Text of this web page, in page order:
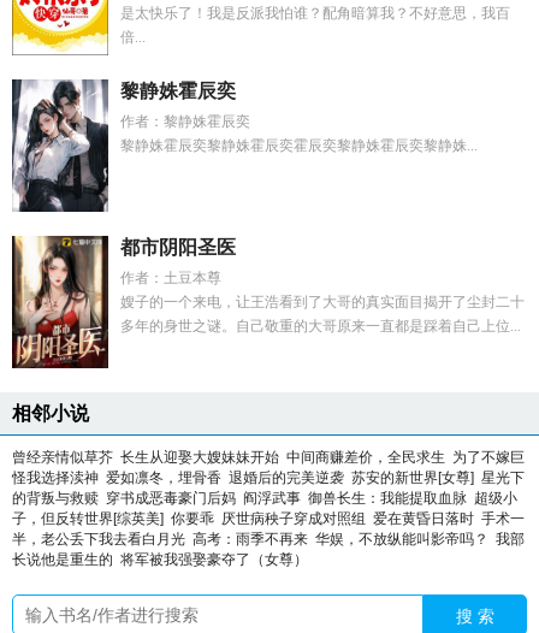
是太快乐了！我是反派我怕谁？配角暗算我？不好意思，我百
倍...
黎静姝霍辰奕
作者：黎静姝霍辰奕
黎静姝霍辰奕黎静姝霍辰奕霍辰奕黎静姝霍辰奕黎静姝...
都市阴阳圣医
作者：土豆本尊
嫂子的一个来电，让王浩看到了大哥的真实面目揭开了尘封二十
多年的身世之谜。自己敬重的大哥原来一直都是踩着自己上位...
相邻小说
曾经亲情似草芥 长生从迎娶大嫂妹妹开始 中间商赚差价，全民求生 为了不嫁巨
怪我选择渎神 爱如凛冬，埋骨香 退婚后的完美逆袭 苏安的新世界[女尊] 星光下
的背叛与救赎 穿书成恶毒豪门后妈 阎浮武事 御兽长生：我能提取血脉 超级小
子，但反转世界[综英美] 你要乖 厌世病秧子穿成对照组 爱在黄昏日落时 手术一
半，老公丢下我去看白月光 高考：雨季不再来 华娱，不放纵能叫影帝吗？
我部
长说他是重生的 将军被我强娶豪夺了（女尊）
搜 索